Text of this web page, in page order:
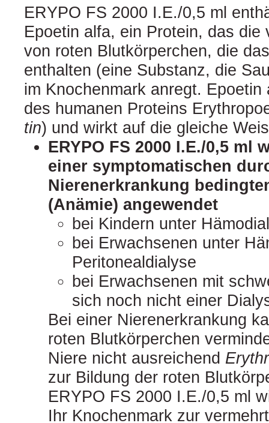
ERYPO FS 2000 I.E./0,5 ml
Epoetin alfa, ein Protein, das die
von roten Blutkörperchen, die
enthalten (eine Substanz, die
im Knochenmark anregt.
des humanen Proteins
tin) und wirkt auf die gleiche
ERYPO FS 2000 I.E./0,5 ml
einer symptomatischen
Nierenerkrankung
(Anämie) angewendet
bei Kindern unter
bei Erwachsenen unter
Peritonealdialyse
bei Erwachsenen mit
sich noch nicht einer
Bei einer Nierenerkrankung
roten Blutkörperchen
Niere nicht ausreichend
zur Bildung der roten
ERYPO FS 2000 I.E./0,5 ml
Ihr Knochenmark zur